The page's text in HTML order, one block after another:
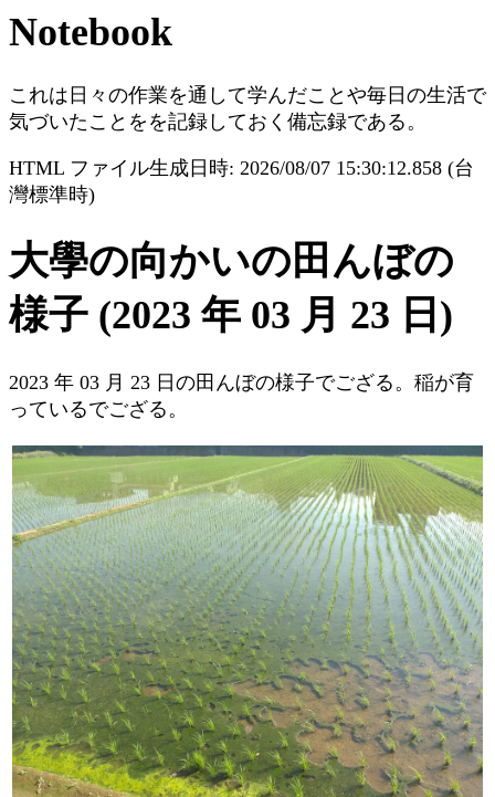
Notebook
これは日々の作業を通して学んだことや毎日の生活で
気づいたことをを記録しておく備忘録である。
HTML ファイル生成日時: 2026/08/07 15:30:12.858 (台
灣標準時)
大學の向かいの田んぼの
様子 (2023 年 03 月 23 日)
2023 年 03 月 23 日の田んぼの様子でござる。稲が育
っているでござる。